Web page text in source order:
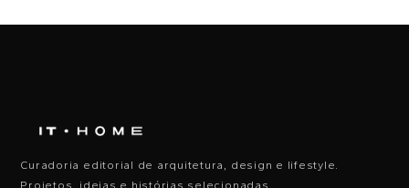
Curadoria editorial de arquitetura, design e lifestyle.
Projetos, ideias e histórias selecionadas.